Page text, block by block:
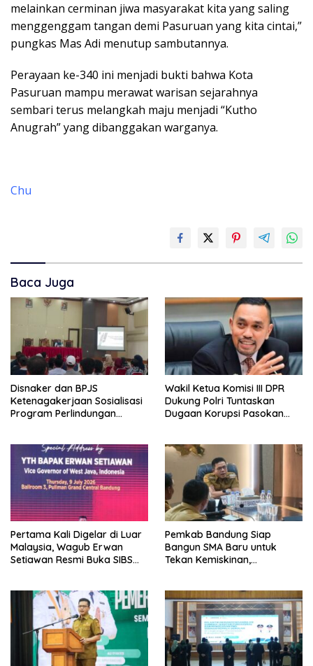
melainkan cerminan jiwa masyarakat kita yang saling
menggenggam tangan demi Pasuruan yang kita cintai,”
pungkas Mas Adi menutup sambutannya.
Perayaan ke-340 ini menjadi bukti bahwa Kota
Pasuruan mampu merawat warisan sejarahnya
sembari terus melangkah maju menjadi “Kutho
Anugrah” yang dibanggakan warganya.
Chu
Baca Juga
Disnaker dan BPJS
Ketenagakerjaan Sosialisasi
Program Perlindungan
Wakil Ketua Komisi III DPR
Dukung Polri Tuntaskan
Dugaan Korupsi Pasokan
Pertama Kali Digelar di Luar
Malaysia, Wagub Erwan
Setiawan Resmi Buka SIBS
Pemkab Bandung Siap
Bangun SMA Baru untuk
Tekan Kemiskinan,